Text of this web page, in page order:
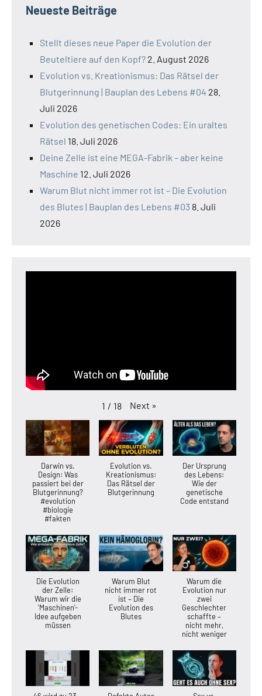
Neueste Beiträge
Stellt dieses neue Paper die Evolution der
Beuteltiere auf den Kopf? 2. August 2026
Evolution vs. Kreationismus: Das Rätsel der
Blutgerinnung | Bauplan des Lebens #04 28.
Juli 2026
Evolution des genetischen Codes: Ein uraltes
Rätsel 18. Juli 2026
Deine Zelle ist eine MEGA-Fabrik – aber keine
Maschine 12. Juli 2026
Warum Blut nicht immer rot ist – Die Evolution
des Blutes | Bauplan des Lebens #03 8. Juli
2026
1 / 18 Next »
Darwin vs.
Design: Was
passiert bei der
Blutgerinnung?
#evolution
#biologie
#fakten
Evolution vs.
Kreationismus:
Das Rätsel der
Blutgerinnung
Der Ursprung
des Lebens:
Wie der
genetische
Code entstand
Die Evolution
der Zelle:
Warum wir die
'Maschinen'-
Idee aufgeben
müssen
Warum Blut
nicht immer rot
ist – Die
Evolution des
Blutes
Warum die
Evolution nur
zwei
Geschlechter
schaffte –
nicht mehr,
nicht weniger